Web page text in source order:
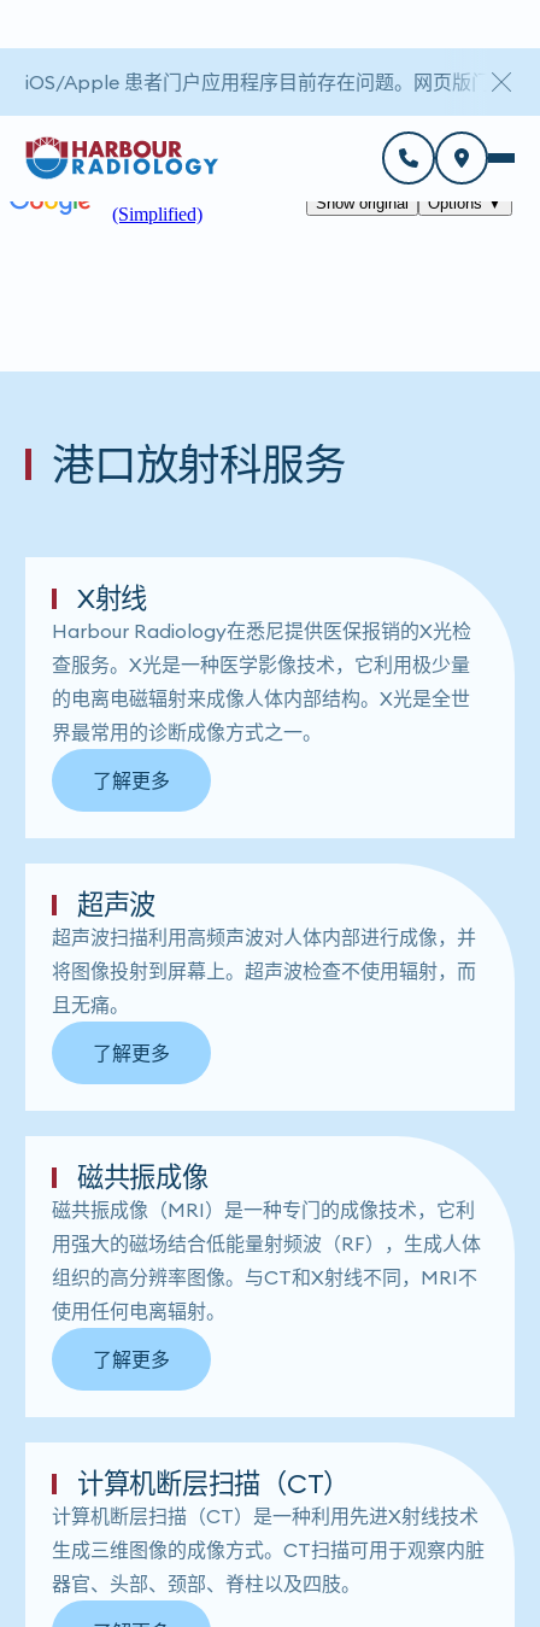
港口放射科服务
X射线
Harbour Ra​​diology在悉尼提供医保报销的X光检
查服务。X光是一种医学影像技术，它利用极少量
的电离电磁辐射来成像人体内部结构。X光是全世
界最常用的诊断成像方式之一。
了解更多
超声波
超声波扫描利用高频声波对人体内部进行成像，并
将图像投射到屏幕上。超声波检查不使用辐射，而
且无痛。
了解更多
磁共振成像
磁共振成像（MRI）是一种专门的成像技术，它利
用强大的磁场结合低能量射频波（RF），生成人体
组织的高分辨率图像。与CT和X射线不同，MRI不
使用任何电离辐射。
了解更多
计算机断层扫描（CT）
计算机断层扫描（CT）是一种利用先进X射线技术
生成三维图像的成像方式。CT扫描可用于观察内脏
器官、头部、颈部、脊柱以及四肢。
iOS/Apple 患者门户应用程序目前存在问题。网页版门户网